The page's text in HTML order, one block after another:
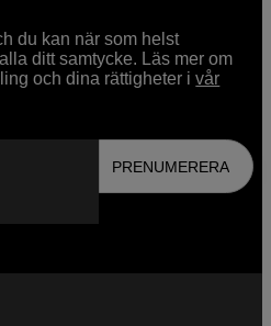
du kan när som helst
ditt samtycke. Läs mer om
och dina rättigheter ivår
PRENUMERERA